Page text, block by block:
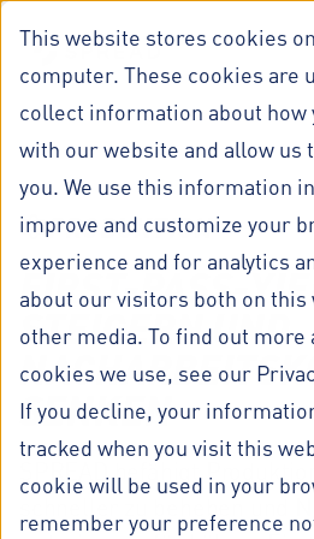
This website stores cookies
computer. These cookies are
collect information about how
with our website and allow us
you. We use this information
improve and customize your
experience and for analytics
about our visitors both on this
other media. To find out more
cookies we use, see our
If you decline, your
tracked when you visit this
cookie will be used in your
remember your preference
LÖSUNGEN
RESSOURCEN
UNTERNEHMEN
PRODUKTION
FIRST-PASS-
STEIGERN UND
SENKEN
SPREAD befähigt
schneller zu beheben und